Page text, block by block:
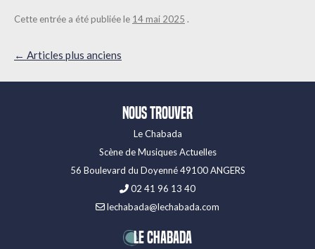
Cette entrée a été publiée le 14 mai 2025 .
Navigation
articles
← Articles plus anciens
Nous trouver
Le Chabada
Scène de Musiques Actuelles
56 Boulevard du Doyenné 49100 ANGERS
02 41 96 13 40
lechabada@lechabada.com
LE CHABADA